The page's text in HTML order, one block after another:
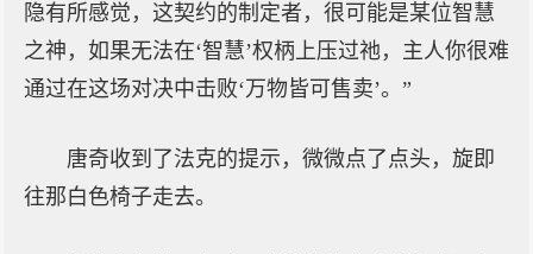
隐有所感觉，这契约的制定者，很可能是某位智慧
之神，如果无法在‘智慧’权柄上压过祂，主人你很难
通过在这场对决中击败‘万物皆可售卖’。”
唐奇收到了法克的提示，微微点了点头，旋即
往那白色椅子走去。